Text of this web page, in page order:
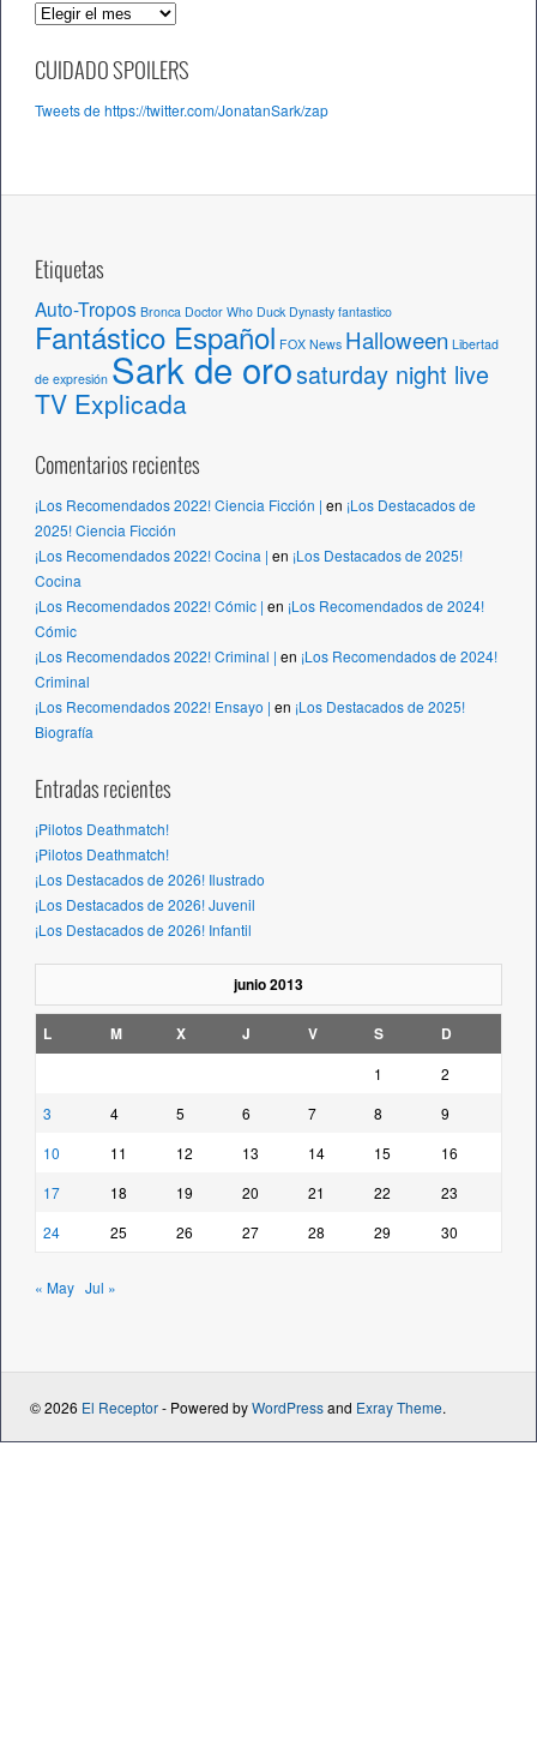
A
c
i
CUIDADO SPOILERS
Tweets de https://twitter.com/JonatanSark/zap
Etiquetas
Auto-Tropos Bronca Doctor Who Duck Dynasty fantastico
Fantástico Español FOX News Halloween Libertad
de expresión Sark de orosaturday night live
TV Explicada
Comentarios recientes
¡Los Recomendados 2022! Ciencia Ficción | en ¡Los Destacados de
2025! Ciencia Ficción
¡Los Recomendados 2022! Cocina | en ¡Los Destacados de 2025!
Cocina
¡Los Recomendados 2022! Cómic | en ¡Los Recomendados de 2024!
Cómic
¡Los Recomendados 2022! Criminal | en ¡Los Recomendados de 2024!
Criminal
¡Los Recomendados 2022! Ensayo | en ¡Los Destacados de 2025!
Biografía
Entradas recientes
¡Pilotos Deathmatch!
¡Pilotos Deathmatch!
¡Los Destacados de 2026! Ilustrado
¡Los Destacados de 2026! Juvenil
¡Los Destacados de 2026! Infantil
junio 2013
L M X J V S D
1
2
3
4 5 6 7 8
9
10
11 12 13 14 15
16
17
18 19 20 21 22
23
24
25 26 27 28 29 30
« May Jul »
© 2026 El Receptor- Powered byWordPressand Exray Theme.